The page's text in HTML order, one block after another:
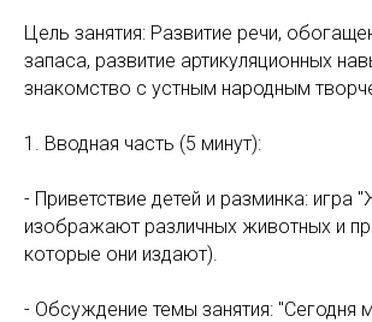
Цель занятия: Развитие речи,
запаса, развитие артикуляционных
знакомство с устным народным
1. Вводная часть (5 минут):
- Приветствие детей и разминка: игра
изображают различных животных и
которые они издают).
- Обсуждение темы занятия: "Сегодня